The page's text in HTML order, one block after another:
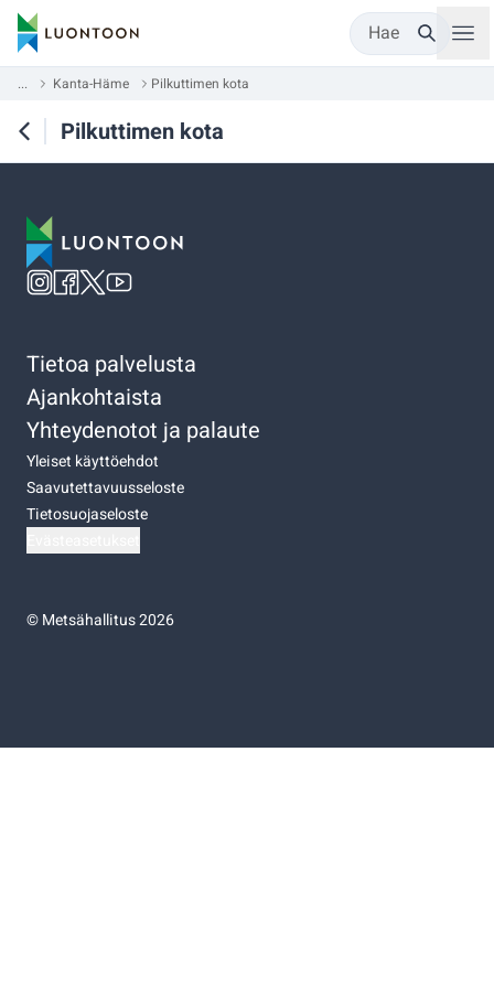
Hae
... Kanta-Häme Pilkuttimen kota
Pilkuttimen kota
Tietoa palvelusta
Ajankohtaista
Yhteydenotot ja palaute
Yleiset käyttöehdot
Saavutettavuusseloste
Tietosuojaseloste
©Metsähallitus 2026